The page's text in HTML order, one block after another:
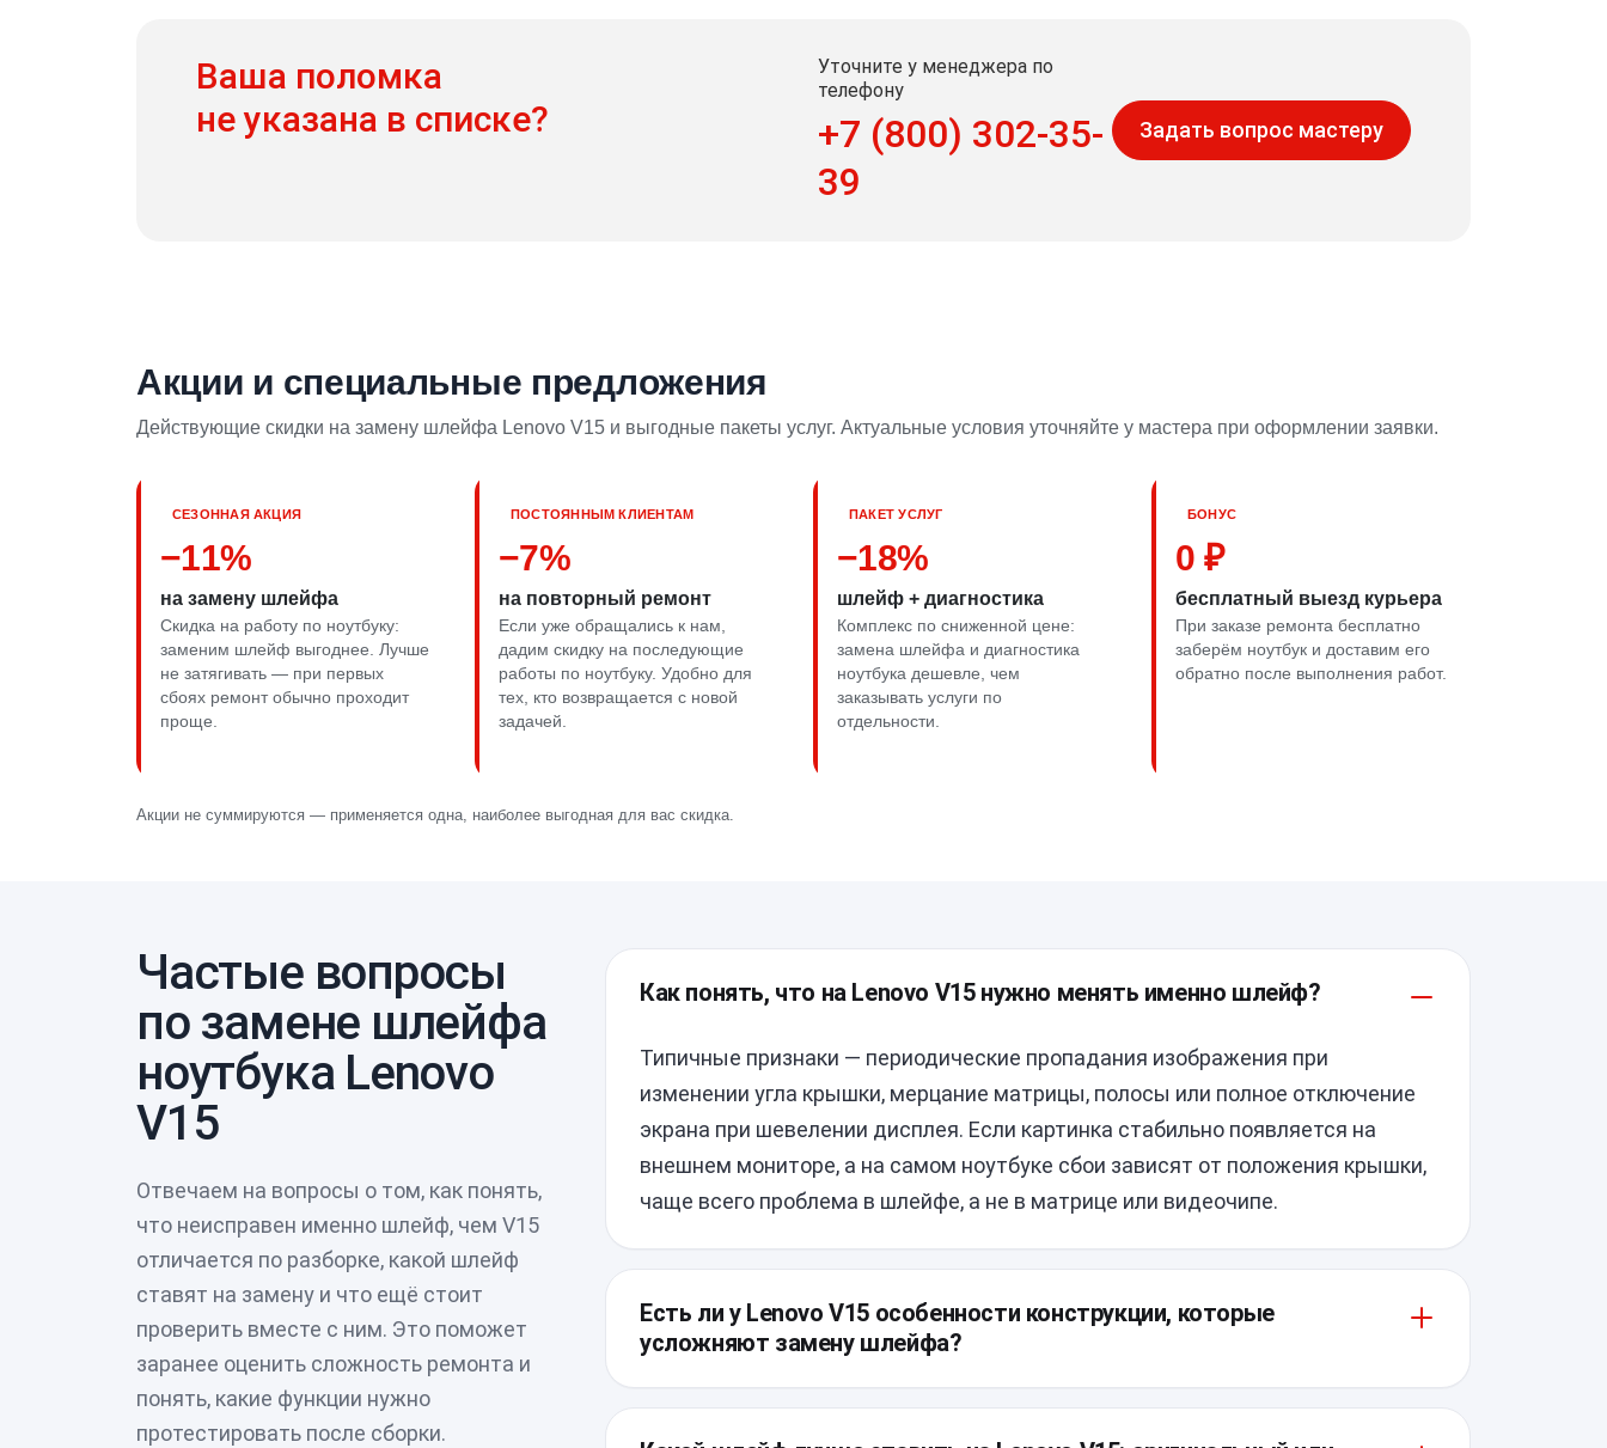
Ваша поломка
не указана в списке?
Уточните у менеджера по
телефону
+7 (800) 302-35-
39
Задать вопрос мастеру
Акции и специальные предложения
Действующие скидки на замену шлейфа Lenovo V15 и выгодные пакеты услуг. Актуальные условия уточняйте у мастера при оформлении заявки.
СЕЗОННАЯ АКЦИЯ
−11%
на замену шлейфа
Скидка на работу по ноутбуку:
заменим шлейф выгоднее. Лучше
не затягивать — при первых
сбоях ремонт обычно проходит
проще.
ПОСТОЯННЫМ КЛИЕНТАМ
−7%
на повторный ремонт
Если уже обращались к нам,
дадим скидку на последующие
работы по ноутбуку. Удобно для
тех, кто возвращается с новой
задачей.
ПАКЕТ УСЛУГ
−18%
шлейф + диагностика
Комплекс по сниженной цене:
замена шлейфа и диагностика
ноутбука дешевле, чем
заказывать услуги по
отдельности.
БОНУС
0 ₽
бесплатный выезд курьера
При заказе ремонта бесплатно
заберём ноутбук и доставим его
обратно после выполнения работ.
Акции не суммируются — применяется одна, наиболее выгодная для вас скидка.
Частые вопросы
по замене шлейфа
ноутбука Lenovo
V15
Отвечаем на вопросы о том, как понять,
что неисправен именно шлейф, чем V15
отличается по разборке, какой шлейф
ставят на замену и что ещё стоит
проверить вместе с ним. Это поможет
заранее оценить сложность ремонта и
понять, какие функции нужно
протестировать после сборки.
Как понять, что на Lenovo V15 нужно менять именно шлейф?
Типичные признаки — периодические пропадания изображения при
изменении угла крышки, мерцание матрицы, полосы или полное отключение
экрана при шевелении дисплея. Если картинка стабильно появляется на
внешнем мониторе, а на самом ноутбуке сбои зависят от положения крышки,
чаще всего проблема в шлейфе, а не в матрице или видеочипе.
Есть ли у Lenovo V15 особенности конструкции, которые
усложняют замену шлейфа?
У V15 шлейф проходит через петли и сильно зависит от состояния шарниров,
поэтому при разборке важно не повредить кабель и защёлки крышки. В